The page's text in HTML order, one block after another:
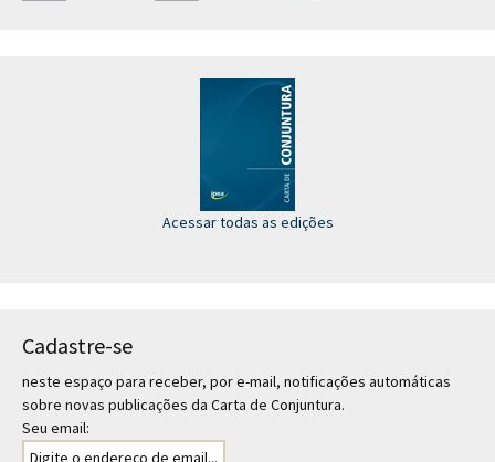
Acessar todas as edições
Cadastre-se
neste espaço para receber, por e-mail, notificações automáticas
sobre novas publicações da Carta de Conjuntura.
Seu email: